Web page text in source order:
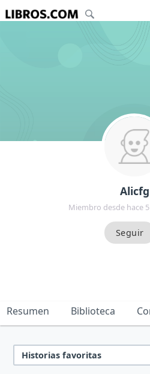
Alicfg
Miembro desde hace
Resumen Biblioteca